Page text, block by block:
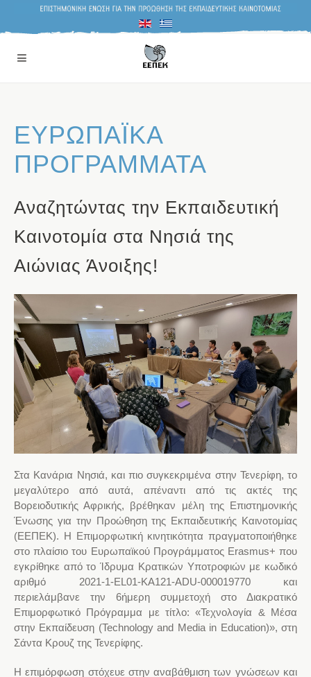
ΕΥΡΩΠΑΪΚΑ
ΠΡΟΓΡΑΜΜΑΤΑ
Αναζητώντας την Εκπαιδευτική
Καινοτομία στα Νησιά της
Αιώνιας Άνοιξης!
Στα Κανάρια Νησιά, και πιο συγκεκριμένα στην Τενερίφη, το
μεγαλύτερο από αυτά, απέναντι από τις ακτές της
Βορειοδυτικής Αφρικής, βρέθηκαν μέλη της Επιστημονικής
Ένωσης για την Προώθηση της Εκπαιδευτικής Καινοτομίας
(ΕΕΠΕΚ). Η Επιμορφωτική κινητικότητα πραγματοποιήθηκε
στο πλαίσιο του Ευρωπαϊκού Προγράμματος Erasmus+ που
εγκρίθηκε από το Ίδρυμα Κρατικών Υποτροφιών με κωδικό
αριθμό 2021-1-EL01-KA121-ADU-000019770 και
περιελάμβανε την 6ήμερη συμμετοχή στο Διακρατικό
Επιμορφωτικό Πρόγραμμα με τίτλο: «Τεχνολογία & Μέσα
στην Εκπαίδευση (Technology and Media in Education)», στη
Σάντα Κρουζ της Τενερίφης.
Η επιμόρφωση στόχευε στην αναβάθμιση των γνώσεων και